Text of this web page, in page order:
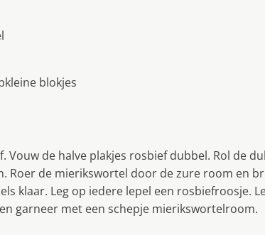
blokjes
Vouw de halve plakjes rosbief dubbel. Rol de
Roer de mierikswortel door de zure room en
klaar. Leg op iedere lepel een rosbiefroosje.
garneer met een schepje mierikswortelroom.